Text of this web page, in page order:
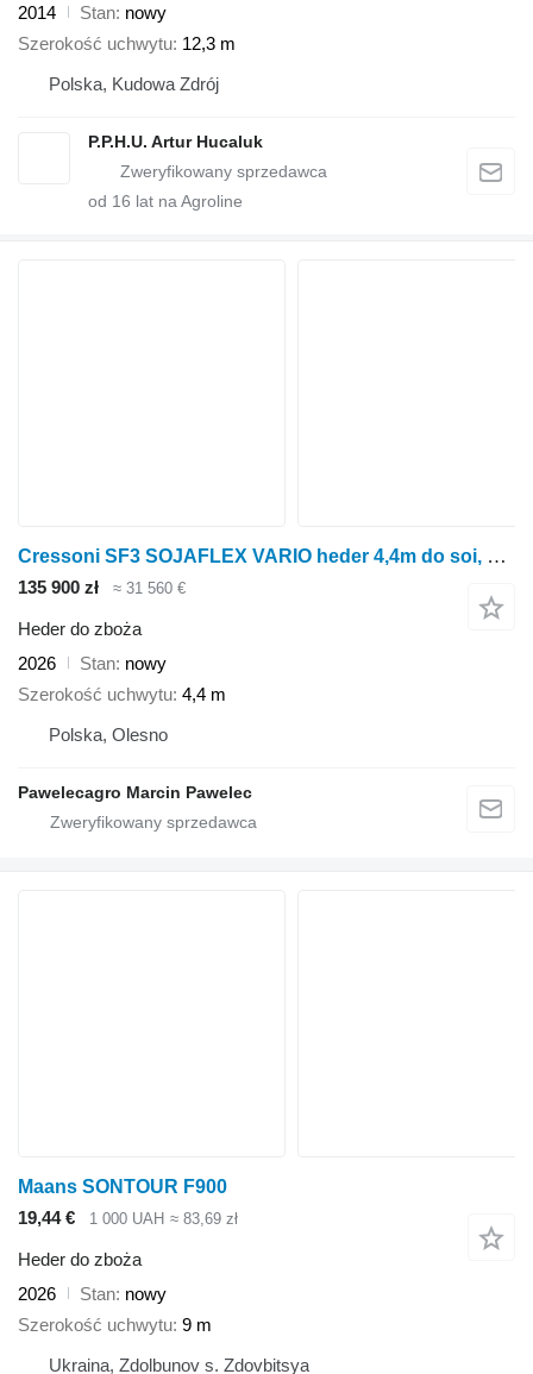
2014
Stan nowy
Szerokość uchwytu 12,3 m
Polska, Kudowa Zdrój
P.P.H.U. Artur Hucaluk
od 16 lat na Agroline
Cressoni SF3 SOJAFLEX VARIO heder 4,4m do soi, zboża, rzepaku
135 900 zł ≈ 31 560 €
Heder do zboża
2026
Stan nowy
Szerokość uchwytu 4,4 m
Polska, Olesno
Pawelecagro Marcin Pawelec
Maans SONTOUR F900
19,44 €
1 000 UAH ≈ 83,69 zł
Heder do zboża
2026
Stan nowy
Szerokość uchwytu 9 m
Ukraina, Zdolbunov s. Zdovbitsya